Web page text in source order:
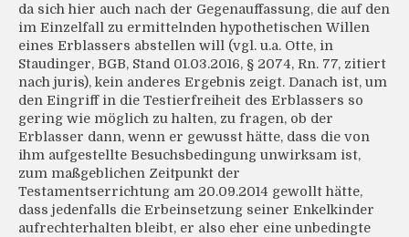
da sich hier auch nach der Gegenauffassung, die auf den
im Einzelfall zu ermittelnden hypothetischen Willen
eines Erblassers abstellen will (vgl. u.a. Otte, in
Staudinger, BGB, Stand 01.03.2016, § 2074, Rn. 77, zitiert
nach juris), kein anderes Ergebnis zeigt. Danach ist, um
den Eingriff in die Testierfreiheit des Erblassers so
gering wie möglich zu halten, zu fragen, ob der
Erblasser dann, wenn er gewusst hätte, dass die von
ihm aufgestellte Besuchsbedingung unwirksam ist,
zum maßgeblichen Zeitpunkt der
Testamentserrichtung am 20.09.2014 gewollt hätte,
dass jedenfalls die Erbeinsetzung seiner Enkelkinder
aufrechterhalten bleibt, er also eher eine unbedingte